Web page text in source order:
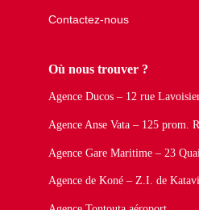
Contactez-nous
Où nous trouver ?
Agence Ducos – 12 rue
Agence Anse Vata – 125 prom.
Agence Gare Maritime – 23
Agence de Koné – Z.I. de